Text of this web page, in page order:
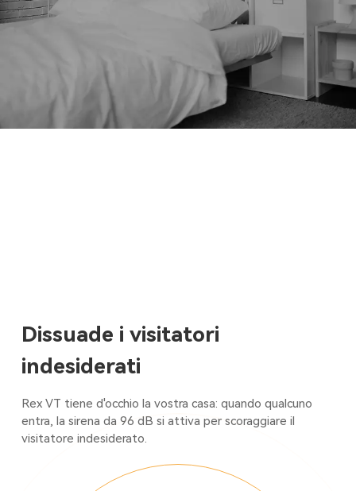
Dissuade i visitatori
indesiderati
Rex VT tiene d'occhio la vostra casa: quando qualcuno
entra, la sirena da 96 dB si attiva per scoraggiare il
visitatore indesiderato.